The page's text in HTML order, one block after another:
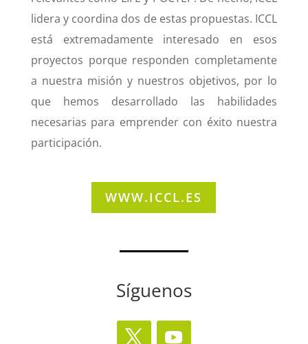
lidera y coordina dos de estas propuestas. ICCL
está extremadamente interesado en esos
proyectos porque responden completamente
a nuestra misión y nuestros objetivos, por lo
que hemos desarrollado las habilidades
necesarias para emprender con éxito nuestra
participación.
WWW.ICCL.ES
Síguenos